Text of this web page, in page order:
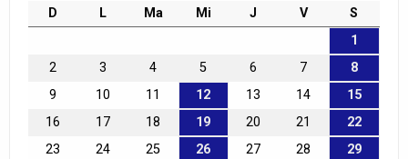
D L Ma Mi J V
S
1
2
3 4 5 6 7
8
9
10 11 12 13 14
15
16
17 18 19 20 21
22
23
24 25 26 27 28
29